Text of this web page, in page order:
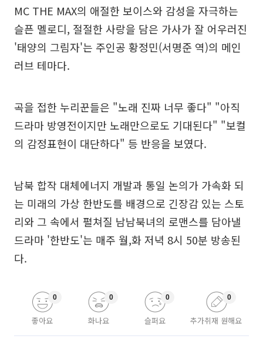
MC THE MAX의 애절한 보이스와 감성을 자극하는
슬픈 멜로디, 절절한 사랑을 담은 가사가 잘 어우러진
'태양의 그림자'는 주인공 황정민(서명준 역)의 메인
러브 테마다.
곡을 접한 누리꾼들은 "노래 진짜 너무 좋다" "아직
드라마 방영전이지만 노래만으로도 기대된다" "보컬
의 감정표현이 대단하다" 등 반응을 보였다.
남북 합작 대체에너지 개발과 통일 논의가 가속화 되
는 미래의 가상 한반도를 배경으로 긴장감 있는 스토
리와 그 속에서 펼쳐질 남남북녀의 로맨스를 담아낼
드라마 '한반도'는 매주 월,화 저녁 8시 50분 방송된
다.
좋아요
0
화나요
0
슬퍼요
0
추가취재 원해요
0